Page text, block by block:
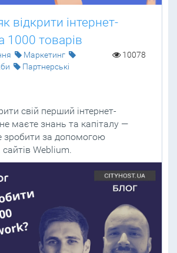
відкрити інтернет-
1000 товарів
Маркетинг
Партнерські
10078
свій перший інтернет-
маєте знань та капіталу —
зробити за допомогою
Weblium.